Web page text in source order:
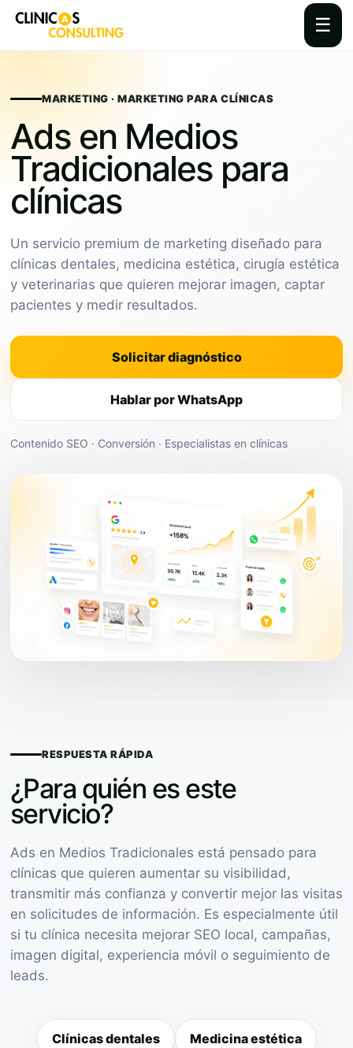
☰
contentMARKETING · MARKETING PARA CLÍNICAS
Ads en Medios
Tradicionales para
clínicas
Un servicio premium de marketing diseñado para
clínicas dentales, medicina estética, cirugía estética
y veterinarias que quieren mejorar imagen, captar
pacientes y medir resultados.
Solicitar diagnóstico
Hablar por WhatsApp
Contenido SEO · Conversión · Especialistas en clínicas
RESPUESTA RÁPIDA
¿Para quién es este
servicio?
Ads en Medios Tradicionales está pensado para
clínicas que quieren aumentar su visibilidad,
transmitir más confianza y convertir mejor las visitas
en solicitudes de información. Es especialmente útil
si tu clínica necesita mejorar SEO local, campañas,
imagen digital, experiencia móvil o seguimiento de
leads.
Clínicas dentales Medicina estética